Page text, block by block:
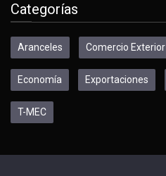
Categorías
Aranceles Comercio Exterior
Economía Exportaciones
T-MEC